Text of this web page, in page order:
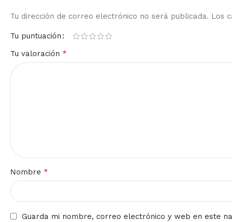
Tu dirección de correo electrónico no será publicada. Los
Tu puntuación
Tu valoración *
Nombre *
Guarda mi nombre, correo electrónico y web en este